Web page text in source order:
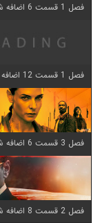
فصل 1 قسمت 6 اضافه شد
فصل 1 قسمت 12 اضافه شد
فصل 3 قسمت 6 اضافه شد
فصل 2 قسمت 8 اضافه شد